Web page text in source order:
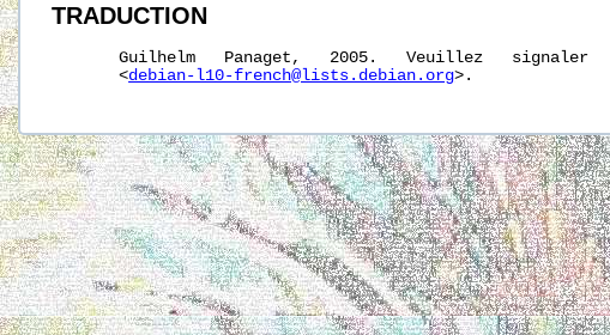
TRADUCTION
Guilhelm   Panaget,   2005.   Veuillez   signaler
       <
debian-l10-french@lists.debian.org